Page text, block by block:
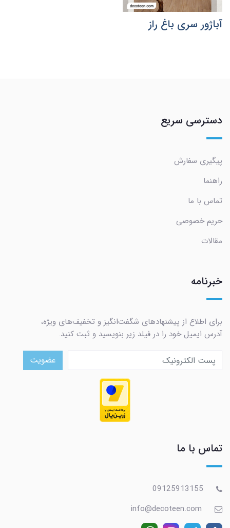
آباژور سری باغ راز
دسترسی سریع
پیگیری سفارش
راهنما
تماس با ما
حریم خصوصی
مقالات
خبرنامه
برای اطلاع از پیشنهادهای شگفت‌انگیز و تخفیف‌های ویژه،
آدرس ایمیل خود را در فیلد زیر بنویسید و ثبت کنید.
عضویت
تماس با ما